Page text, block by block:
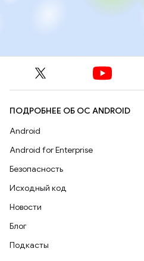
ПОДРОБНЕЕ ОБ ОС ANDROID
Android
Android for Enterprise
Безопасность
Исходный код
Новости
Блог
Подкасты